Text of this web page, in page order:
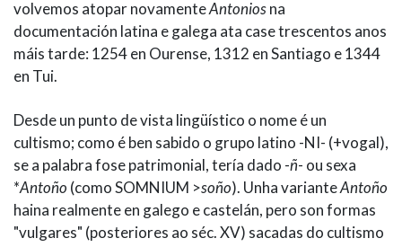
volvemos atopar novamenteAntoniosna
documentación latina e galega ata case trescentos anos
máis tarde: 1254 en Ourense, 1312 en Santiago e 1344
en Tui.
Desde un punto de vista lingüístico o nome é un
cultismo; como é ben sabido o grupo latino -NI- (+vogal),
se a palabra fose patrimonial, tería dado -ñ- ou sexa
*Antoño (como SOMNIUM >soño). Unha varianteAntoño
haina realmente en galego e castelán, pero son formas
"vulgares" (posteriores ao séc. XV) sacadas do cultismo